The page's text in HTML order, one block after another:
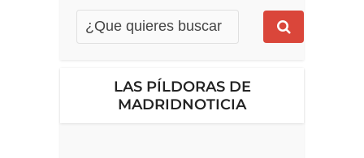
LAS PÍLDORAS DE
MADRIDNOTICIA